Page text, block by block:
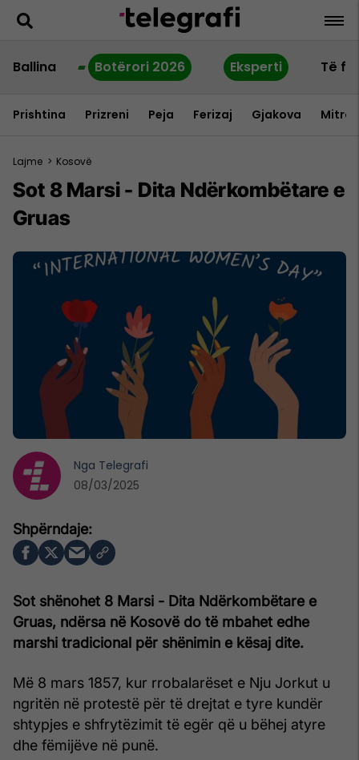
Ballina Botërori 2026 Eksperti Të
Prishtina Prizreni Peja Ferizaj Gjakova
Lajme > Kosovë
Sot 8 Marsi - Dita Ndërkombëtare e
Gruas
Sot shënohet 8 Marsi - Dita Ndërkombëtare e
Gruas, ndërsa në Kosovë do të mbahet edhe
marshi tradicional për shënimin e kësaj dite.
Më 8 mars 1857, kur rrobalarëset e Nju ­Jorkut u
ngritën në protestë për të drejtat e tyre kundër
shtypjes e shfrytëzimit të egër që u bëhej atyre
dhe fëmijëve në punë.
Nga Telegrafi
08/03/2025